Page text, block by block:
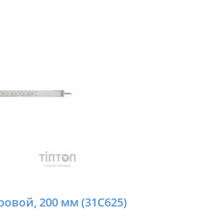
200 мм (31C625)